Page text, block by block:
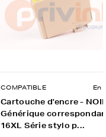
COMPATIBLE En
Cartouche d'encre -
Générique
16XL Série stylo p...